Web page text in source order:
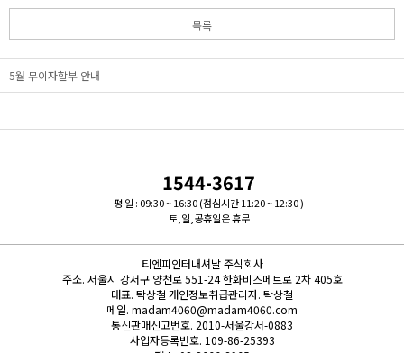
목록
5월 무이자할부 안내
1544-3617
평 일 : 09:30 ~ 16:30 (점심시간 11:20 ~ 12:30 )
토,일,공휴일은 휴무
티엔피인터내셔날 주식회사
주소. 서울시 강서구 양천로 551-24 한화비즈메트로 2차 405호
대표. 탁상철 개인정보취급관리자. 탁상철
메일. madam4060@madam4060.com
통신판매신고번호. 2010-서울강서-0883
사업자등록번호. 109-86-25393